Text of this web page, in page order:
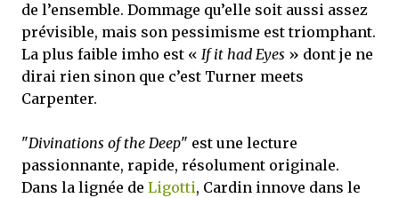
de l’ensemble. Dommage qu’elle soit aussi assez
prévisible, mais son pessimisme est triomphant.
La plus faible imho est « If it had Eyes » dont je ne
dirai rien sinon que c’est Turner meets
Carpenter.
"Divinations of the Deep" est une lecture
passionnante, rapide, résolument originale.
Dans la lignée de Ligotti, Cardin innove dans le